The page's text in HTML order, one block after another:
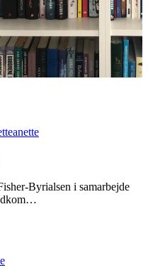
anette
Byrialsen i samarbejde